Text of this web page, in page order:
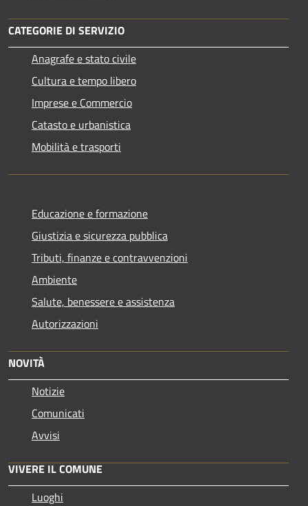
CATEGORIE DI SERVIZIO
Anagrafe e stato civile
Cultura e tempo libero
Imprese e Commercio
Catasto e urbanistica
Mobilità e trasporti
Educazione e formazione
Giustizia e sicurezza pubblica
Tributi, finanze e contravvenzioni
Ambiente
Salute, benessere e assistenza
Autorizzazioni
NOVITÀ
Notizie
Comunicati
Avvisi
VIVERE IL COMUNE
Luoghi